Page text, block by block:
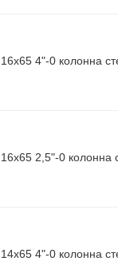
16х65 4"-0 колонна
16х65 2,5"-0 колонна
14х65 4"-0 колонна